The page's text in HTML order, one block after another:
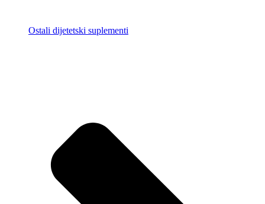
Ostali dijetetski suplementi